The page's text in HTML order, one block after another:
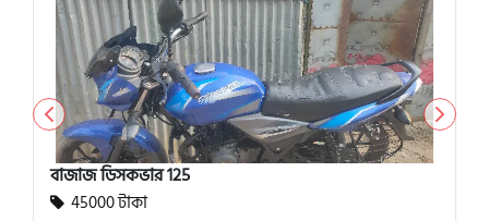
বাজাজ ডিসকভার 125
45000 টাকা